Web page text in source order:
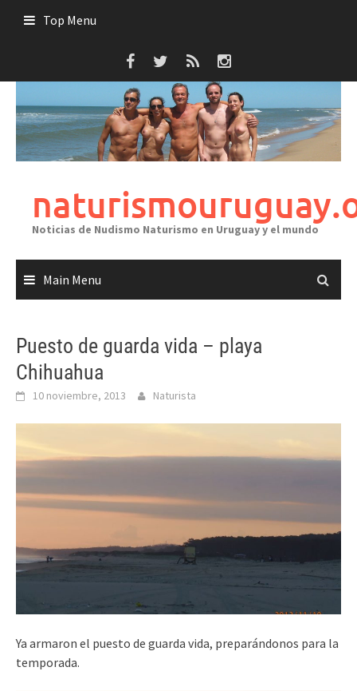
Top Menu
Noticias de Nudismo Naturismo en Uruguay y el mundo
Main Menu
Puesto de guarda vida – playa
Chihuahua
10 noviembre, 2013 Naturista
Ya armaron el puesto de guarda vida, preparándonos para la
temporada.